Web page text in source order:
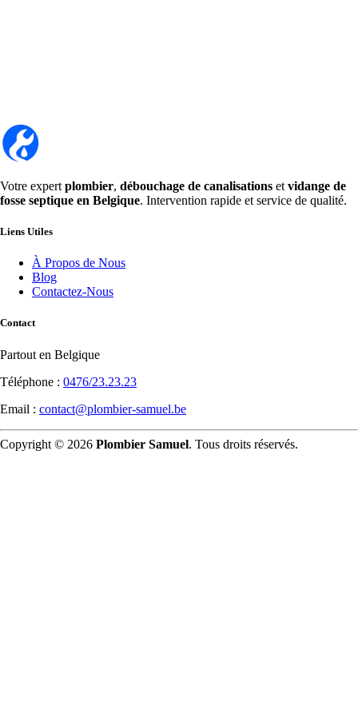
Votre expert plombier, débouchage de canalisations et vidange de
fosse septique en Belgique. Intervention rapide et service de qualité.
Liens Utiles
À Propos de Nous
Blog
Contactez-Nous
Contact
Partout en Belgique
Téléphone : 0476/23.23.23
Email : contact@plombier-samuel.be
Copyright © 2026 Plombier Samuel. Tous droits réservés.